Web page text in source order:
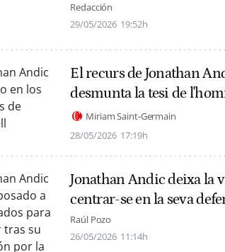
Redacción
29/05/2026 19:52h
El recurs de Jonathan
desmunta la tesi de
Miriam Saint-Germain
28/05/2026 17:19h
Jonathan Andic deixa la
centrar-se en la seva
Raúl Pozo
26/05/2026 11:14h